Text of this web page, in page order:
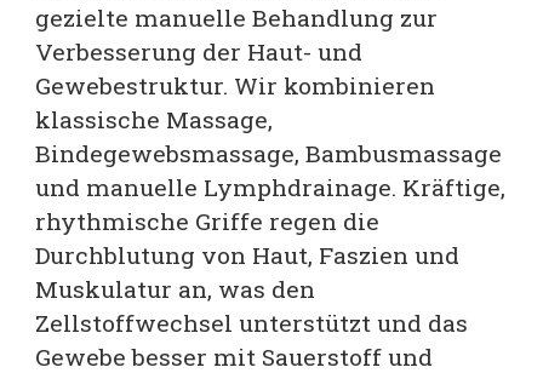
gezielte manuelle Behandlung zur
Verbesserung der Haut- und
Gewebestruktur. Wir kombinieren
klassische Massage,
Bindegewebsmassage, Bambusmassage
und manuelle Lymphdrainage. Kräftige,
rhythmische Griffe regen die
Durchblutung von Haut, Faszien und
Muskulatur an, was den
Zellstoffwechsel unterstützt und das
Gewebe besser mit Sauerstoff und